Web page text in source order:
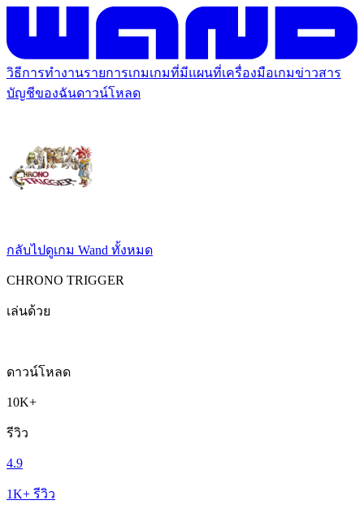
วิธีการทำงานรายการเกมเกมที่มีแผนที่เครื่องมือเกมข่าวสาร
บัญชีของฉันดาวน์โหลด
กลับไปดูเกม Wand ทั้งหมด
CHRONO TRIGGER
เล่นด้วย
ดาวน์โหลด
10K+
รีวิว
4.9
1K+ รีวิว